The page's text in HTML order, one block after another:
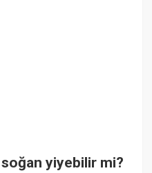
yiyebilir mi?